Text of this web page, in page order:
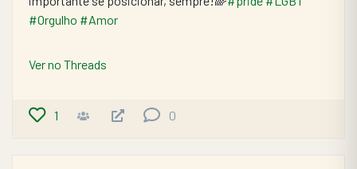
#Orgulho #Amor
Ver no Threads
1 0